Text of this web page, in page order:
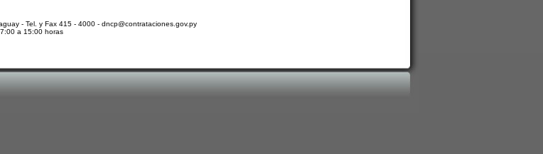
- Tel. y Fax 415 - 4000 - dncp@contrataciones.gov.py
a 15:00 horas